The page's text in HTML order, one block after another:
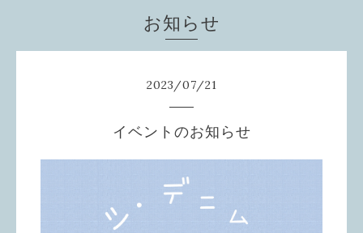
お知らせ
2023/07/21
イベントのお知らせ